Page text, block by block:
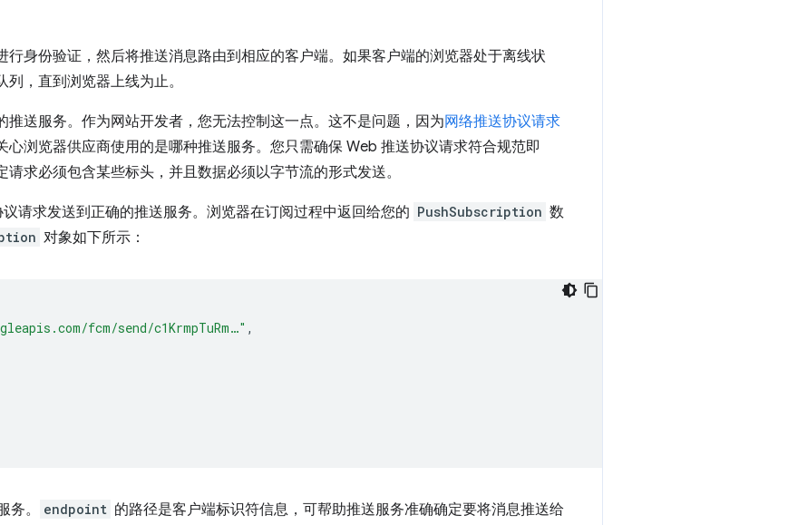
行身份验证，然后将推送消息路由到相应的客户端。如果客户端的浏览器处于离线状
，直到浏览器上线为止。
推送服务。作为网站开发者，您无法控制这一点。这不是问题，因为网络推送协议请求
心浏览器供应商使用的是哪种推送服务。您只需确保 Web 推送协议请求符合规范即
求必须包含某些标头，并且数据必须以字节流的形式发送。
请求发送到正确的推送服务。浏览器在订阅过程中返回给您的 PushSubscription 数
对象如下所示：
fcm/send/c1KrmpTuRm…" ,
务。 endpoint 的路径是客户端标识符信息，可帮助推送服务准确确定要将消息推送给